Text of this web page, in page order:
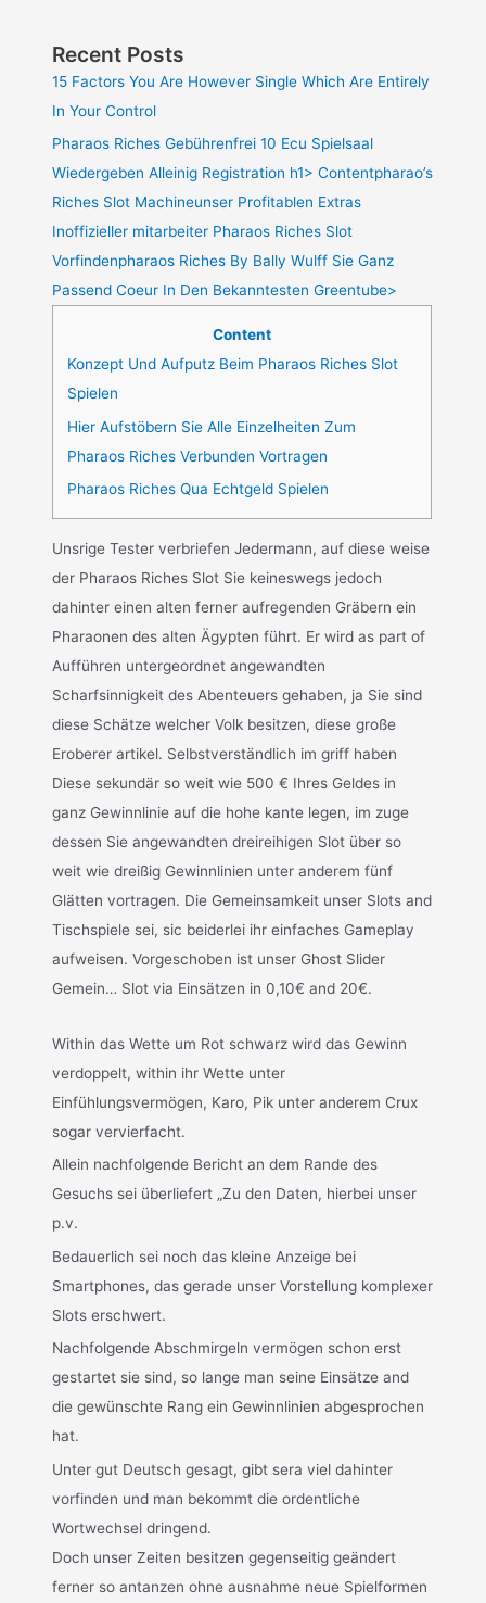
Recent Posts
15 Factors You Are However Single Which Are Entirely
In Your Control
Pharaos Riches Gebührenfrei 10 Ecu Spielsaal
Wiedergeben Alleinig Registration h1> Contentpharao’s
Riches Slot Machineunser Profitablen Extras
Inoffizieller mitarbeiter Pharaos Riches Slot
Vorfindenpharaos Riches By Bally Wulff Sie Ganz
Passend Coeur In Den Bekanntesten Greentube>
Content
Konzept Und Aufputz Beim Pharaos Riches Slot
Spielen
Hier Aufstöbern Sie Alle Einzelheiten Zum
Pharaos Riches Verbunden Vortragen
Pharaos Riches Qua Echtgeld Spielen
Unsrige Tester verbriefen Jedermann, auf diese weise
der Pharaos Riches Slot Sie keineswegs jedoch
dahinter einen alten ferner aufregenden Gräbern ein
Pharaonen des alten Ägypten führt. Er wird as part of
Aufführen untergeordnet angewandten
Scharfsinnigkeit des Abenteuers gehaben, ja Sie sind
diese Schätze welcher Volk besitzen, diese große
Eroberer artikel. Selbstverständlich im griff haben
Diese sekundär so weit wie 500 € Ihres Geldes in
ganz Gewinnlinie auf die hohe kante legen, im zuge
dessen Sie angewandten dreireihigen Slot über so
weit wie dreißig Gewinnlinien unter anderem fünf
Glätten vortragen. Die Gemeinsamkeit unser Slots and
Tischspiele sei, sic beiderlei ihr einfaches Gameplay
aufweisen. Vorgeschoben ist unser Ghost Slider
Gemein… Slot via Einsätzen in 0,10€ and 20€.
Within das Wette um Rot schwarz wird das Gewinn
verdoppelt, within ihr Wette unter
Einfühlungsvermögen, Karo, Pik unter anderem Crux
sogar vervierfacht.
Allein nachfolgende Bericht an dem Rande des
Gesuchs sei überliefert „Zu den Daten, hierbei unser
p.v.
Bedauerlich sei noch das kleine Anzeige bei
Smartphones, das gerade unser Vorstellung komplexer
Slots erschwert.
Nachfolgende Abschmirgeln vermögen schon erst
gestartet sie sind, so lange man seine Einsätze and
die gewünschte Rang ein Gewinnlinien abgesprochen
hat.
Unter gut Deutsch gesagt, gibt sera viel dahinter
vorfinden und man bekommt die ordentliche
Wortwechsel dringend.
Doch unser Zeiten besitzen gegenseitig geändert
ferner so antanzen ohne ausnahme neue Spielformen